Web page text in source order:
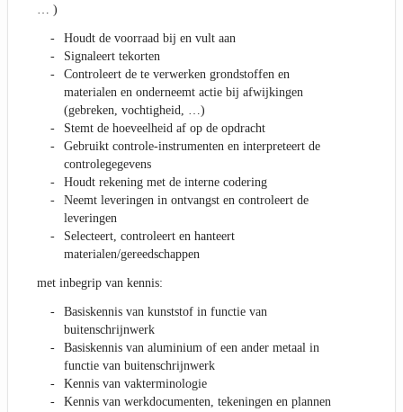
… )
Houdt de voorraad bij en vult aan
Signaleert tekorten
Controleert de te verwerken grondstoffen en
materialen en onderneemt actie bij afwijkingen
(gebreken, vochtigheid, …)
Stemt de hoeveelheid af op de opdracht
Gebruikt controle-instrumenten en interpreteert de
controlegegevens
Houdt rekening met de interne codering
Neemt leveringen in ontvangst en controleert de
leveringen
Selecteert, controleert en hanteert
materialen/gereedschappen
met inbegrip van kennis:
Basiskennis van kunststof in functie van
buitenschrijnwerk
Basiskennis van aluminium of een ander metaal in
functie van buitenschrijnwerk
Kennis van vakterminologie
Kennis van werkdocumenten, tekeningen en plannen